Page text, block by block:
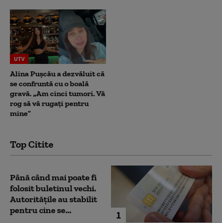
UTV
Alina Pușcău a dezvăluit că
se confruntă cu o boală
gravă. „Am cinci tumori. Vă
rog să vă rugați pentru
mine”
Top Citite
1
Până când mai poate fi
folosit buletinul vechi.
Autoritățile au stabilit
pentru cine se...